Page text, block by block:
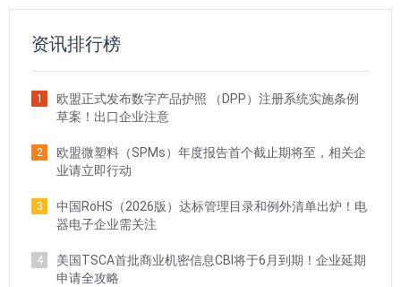
资讯排行榜
1
欧盟正式发布数字产品护照 （DPP）注册系统实施条例
草案！出口企业注意
2
欧盟微塑料（SPMs）年度报告首个截止期将至，相关企
业请立即行动
3
中国RoHS（2026版）达标管理目录和例外清单出炉！电
器电子企业需关注
4
美国TSCA首批商业机密信息CBI将于6月到期！企业延期
申请全攻略